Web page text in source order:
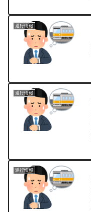
運行情報
運行情報
運行情報